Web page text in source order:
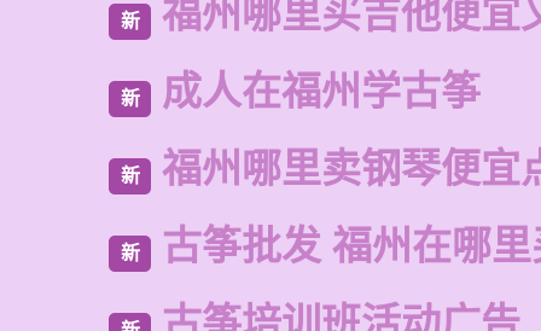
新 福州哪里买吉他便宜
新 成人在福州学古筝
新 福州哪里卖钢琴便宜
新 古筝批发 福州在哪